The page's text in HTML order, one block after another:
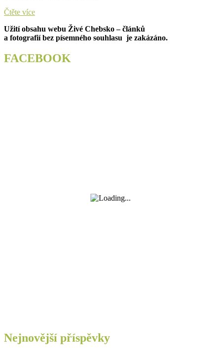
Čtěte víceDo
Krakonoš
přijdete
Josef
Dvořák
Užití obsahu webu Živé Chebsko – článků
a fotografií bez písemného souhlasu je zakázáno.
FACEBOOK
Nejnovější příspěvky